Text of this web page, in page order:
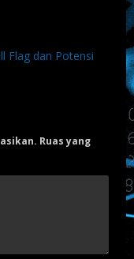
Flag dan Potensi
Ruas yang